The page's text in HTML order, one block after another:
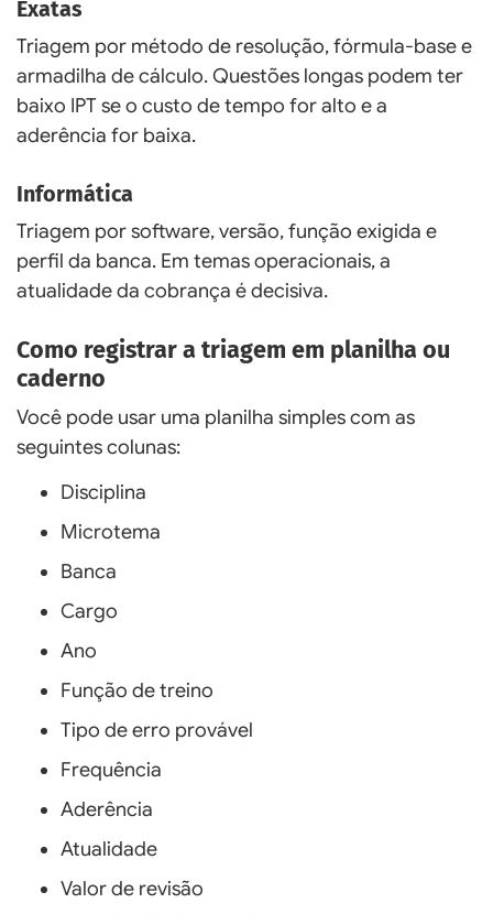
Exatas
Triagem por método de resolução, fórmula-base e
armadilha de cálculo. Questões longas podem ter
baixo IPT se o custo de tempo for alto e a
aderência for baixa.
Informática
Triagem por software, versão, função exigida e
perfil da banca. Em temas operacionais, a
atualidade da cobrança é decisiva.
Como registrar a triagem em planilha ou
caderno
Você pode usar uma planilha simples com as
seguintes colunas:
Disciplina
Microtema
Banca
Cargo
Ano
Função de treino
Tipo de erro provável
Frequência
Aderência
Atualidade
Valor de revisão